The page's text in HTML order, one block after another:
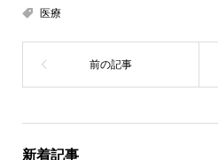
医療
新着記事